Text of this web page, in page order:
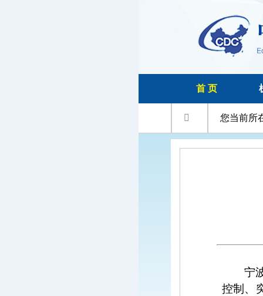
首 页
 您当前所
宁
控制、